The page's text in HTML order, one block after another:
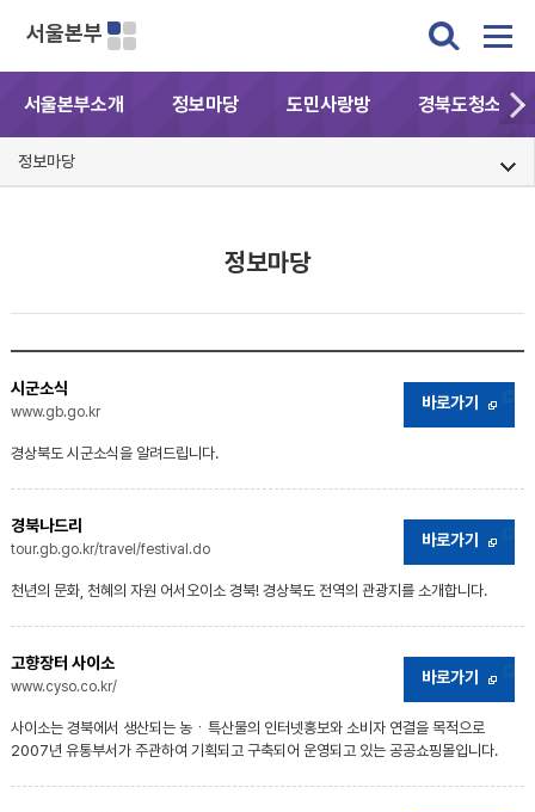
서울본부
서울본부소개 정보마당 도민사랑방 경북도청소식
정보마당
정보마당
시군소식
www.gb.go.kr 바로가기
경상북도 시군소식을 알려드립니다.
경북나드리
tour.gb.go.kr/travel/festival.do 바로가기
천년의 문화, 천혜의 자원 어서오이소 경북! 경상북도 전역의 관광지를 소개합니다.
고향장터 사이소
www.cyso.co.kr/ 바로가기
사이소는 경북에서 생산되는 농ㆍ특산물의 인터넷홍보와 소비자 연결을 목적으로
2007년 유통부서가 주관하여 기획되고 구축되어 운영되고 있는 공공쇼핑몰입니다.